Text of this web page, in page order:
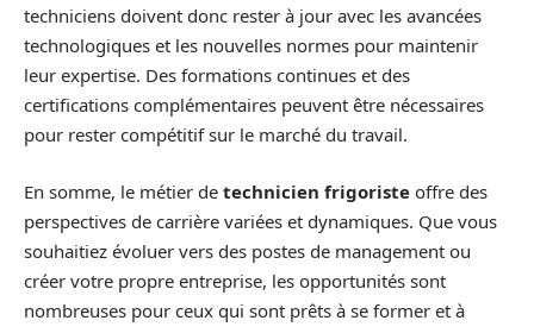
techniciens doivent donc rester à jour avec les avancées
technologiques et les nouvelles normes pour maintenir
leur expertise. Des formations continues et des
certifications complémentaires peuvent être nécessaires
pour rester compétitif sur le marché du travail.
En somme, le métier de technicien frigoriste offre des
perspectives de carrière variées et dynamiques. Que vous
souhaitiez évoluer vers des postes de management ou
créer votre propre entreprise, les opportunités sont
nombreuses pour ceux qui sont prêts à se former et à